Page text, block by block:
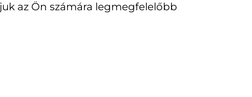
az Ön számára legmegfelelőbb